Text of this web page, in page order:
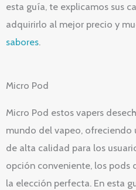
esta guía, te explicamos sus
adquirirlo al mejor precio y
sabores.
Micro Pod
Micro Pod estos vapers
mundo del vapeo, ofreciendo
de alta calidad para los
opción conveniente, los pods
la elección perfecta. En esta